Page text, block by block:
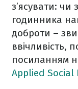
з’ясувати: чи
годинника
доброти –
ввічливість,
посиланням
Applied Social